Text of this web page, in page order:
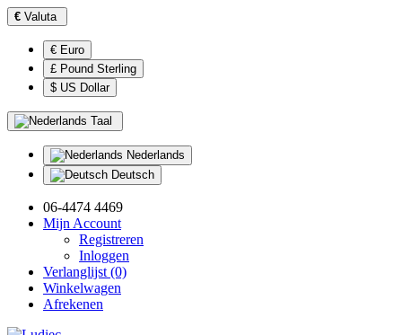
€ Valuta
€ Euro
£ Pound Sterling
$ US Dollar
Taal
Nederlands
Deutsch
06-4474 4469
Mijn Account
Registreren
Inloggen
Verlanglijst (0)
Winkelwagen
Afrekenen